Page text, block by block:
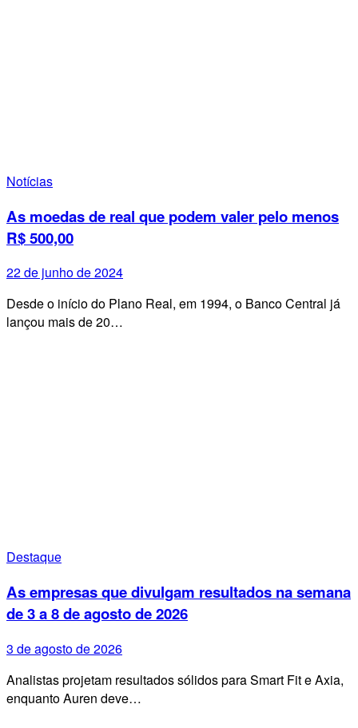
Notícias
As moedas de real que podem valer pelo menos
R$ 500,00
22 de junho de 2024
Desde o início do Plano Real, em 1994, o Banco Central já
lançou mais de 20…
Destaque
As empresas que divulgam resultados na semana
de 3 a 8 de agosto de 2026
3 de agosto de 2026
Analistas projetam resultados sólidos para Smart Fit e Axia,
enquanto Auren deve…